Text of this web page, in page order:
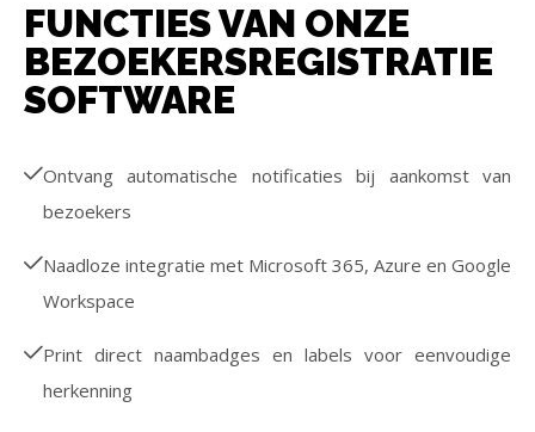
FUNCTIES VAN ONZE
BEZOEKERSREGISTRATIE
SOFTWARE
Ontvang automatische notificaties bij aankomst van
bezoekers
Naadloze integratie met Microsoft 365, Azure en Google
Workspace
Print direct naambadges en labels voor eenvoudige
herkenning